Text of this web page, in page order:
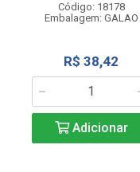
Código: 18178
Embalagem: GALAO
R$ 38,42
Adicionar